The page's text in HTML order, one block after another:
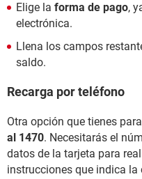
Elige la forma de pago,
electrónica.
Llena los campos
saldo.
Recarga por teléfono
Otra opción que tienes
al 1470. Necesitarás el
datos de la tarjeta para
instrucciones que indica la